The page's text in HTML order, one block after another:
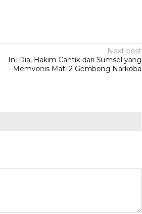
Next post
Ini Dia, Hakim Cantik dari Sumsel yang
Memvonis Mati 2 Gembong Narkoba